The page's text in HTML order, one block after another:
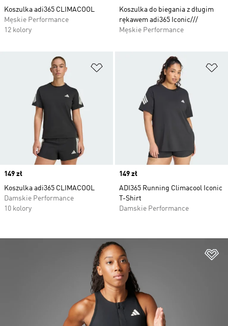
Koszulka adi365 CLIMACOOL
Męskie Performance
12 kolory
Koszulka do biegania z długim
rękawem adi365 Iconic///
Męskie Performance
Dodaj do listy życzeń
Price
149 zł
Koszulka adi365 CLIMACOOL
Damskie Performance
10 kolory
Price
149 zł
ADI365 Running Climacool Iconic
T-Shirt
Damskie Performance